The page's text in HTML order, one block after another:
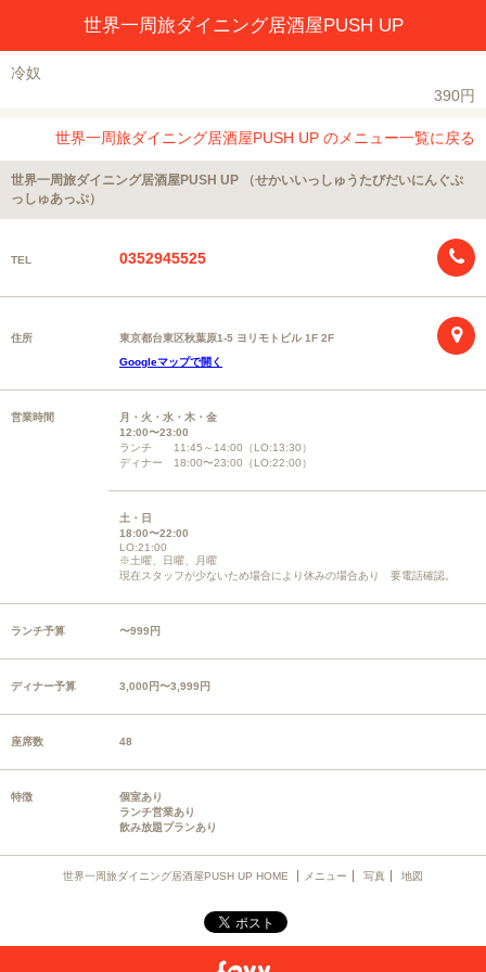
世界一周旅ダイニング居酒屋PUSH UP
冷奴
390円
世界一周旅ダイニング居酒屋PUSH UP のメニュー一覧に戻る
世界一周旅ダイニング居酒屋PUSH UP （せかいいっしゅうたびだいにんぐぷ
っしゅあっぷ）
TEL 0352945525
住所
東京都台東区秋葉原1-5 ヨリモトビル 1F 2F
Googleマップで開く
営業時間
月・火・水・木・金
12:00〜23:00
ランチ 11:45～14:00（LO:13:30）
ディナー 18:00〜23:00（LO:22:00）
土・日
18:00〜22:00
LO:21:00
※土曜、日曜、月曜
現在スタッフが少ないため場合により休みの場合あり 要電話確認。
ランチ予算 〜999円
ディナー予算 3,000円〜3,999円
座席数 48
特徴
個室あり
ランチ営業あり
飲み放題プランあり
世界一周旅ダイニング居酒屋PUSH UP HOME メニュー 写真 地図